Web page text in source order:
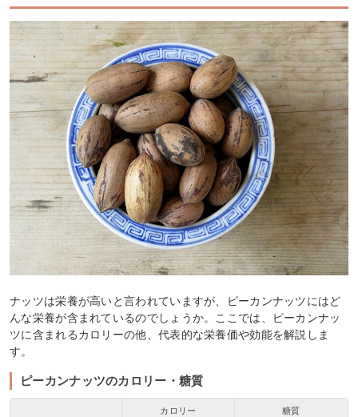
ナッツは栄養が高いと言われていますが、ピーカンナッツにはど
んな栄養が含まれているのでしょうか。ここでは、ピーカンナッ
ツに含まれるカロリーの他、代表的な栄養価や効能を解説しま
す。
ピーカンナッツのカロリー・糖質
カロリー 糖質